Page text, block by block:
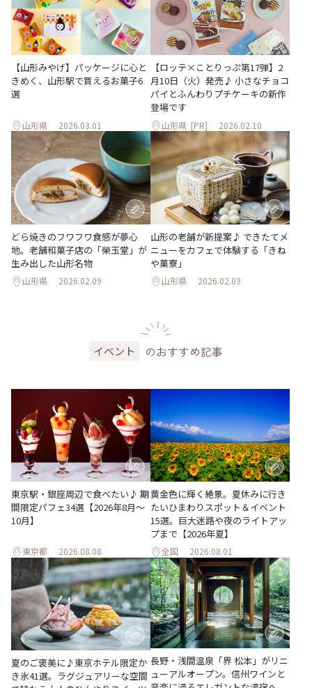
【山形みやげ】パッケージに心と
きめく、山形駅で買えるお菓子6
選
山形県 2026.03.01
【ロッテ×ことりっぷ第17弾】2
月10日（火）発売♪ 小さなチョコ
パイとふんわりプチケーキの新作
登場です
山形県 [PR] 2026.02.10
どら焼きのフワフワ食感が夢心
地。老舗和菓子店の「榮玉堂」が
生み出した山形名物
山形県 2026.02.09
山形の老舗が新提案♪ できたてメ
ニューをカフェで体験する「きね
や菓寮」
山形県 2026.02.03
イベント のおすすめ記事
東京駅・銀座周辺で食べたい♪ 期
間限定パフェ34選【2026年8月～
10月】
東京都 2026.08.08
黄金色に輝く絶景。夏休みに行き
たいひまわりスポット＆イベント
15選。巨大迷路や夜のライトアッ
プまで【2026年夏】
全国 2026.08.01
夏のご褒美に♪東京ホテル限定か
き氷41選。ラグジュアリーな空間
長野・浅間温泉「界 松本」がリニ
ューアルオープン。信州ワインと